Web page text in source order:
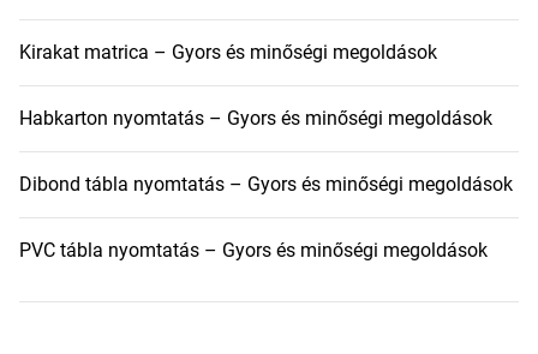
Kirakat matrica – Gyors és minőségi megoldások
Habkarton nyomtatás – Gyors és minőségi megoldások
Dibond tábla nyomtatás – Gyors és minőségi megoldások
PVC tábla nyomtatás – Gyors és minőségi megoldások